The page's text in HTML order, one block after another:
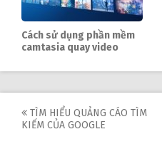
Cách sử dụng phần mềm
camtasia quay video
Post
TÌM HIỂU QUẢNG CÁO TÌM
KIẾM CỦA GOOGLE